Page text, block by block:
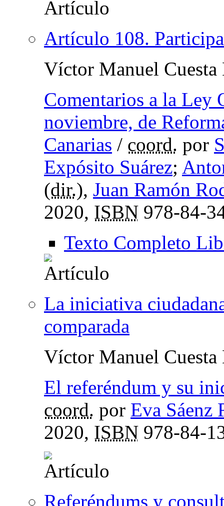
Artículo 108.
Víctor Manuel Cuesta
Comentarios a la Ley
noviembre, de
Canarias / coord. por
Expósito Suárez;
(dir.), Juan Ramón
2020, ISBN 978-84-
Texto Completo
La iniciativa
comparada
Víctor Manuel Cuesta
El referéndum y su
coord. por Eva Sáenz
2020, ISBN 978-84-
Referéndums y